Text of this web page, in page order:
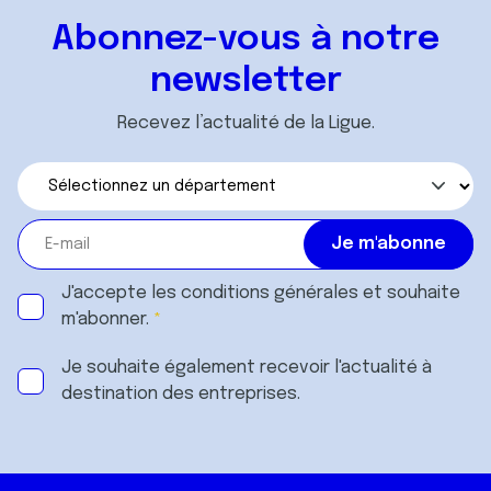
Abonnez-vous à notre
newsletter
Recevez l’actualité de la Ligue.
J'accepte les conditions générales et souhaite
m'abonner.
Je souhaite également recevoir l'actualité à
destination des entreprises.